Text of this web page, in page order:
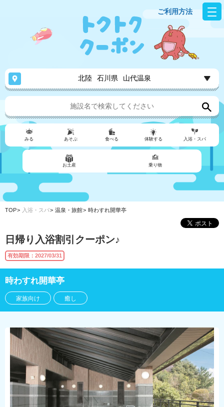
ご利用方法
北陸 石川県 山代温泉
みる あそぶ 食べる 体験する 入浴・スパ
お土産 乗り物
TOP 入浴・スパ 温泉・旅館 時わすれ開華亭
日帰り入浴割引クーポン♪
有効期限：2027/03/31
時わすれ開華亭
家族向け 癒し